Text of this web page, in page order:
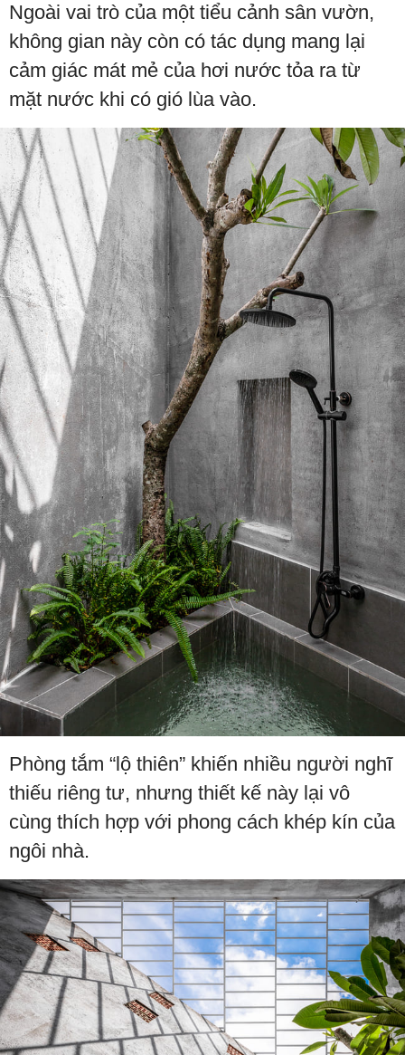
Ngoài vai trò của một tiểu cảnh sân vườn,
không gian này còn có tác dụng mang lại
cảm giác mát mẻ của hơi nước tỏa ra từ
mặt nước khi có gió lùa vào.
Phòng tắm “lộ thiên” khiến nhiều người nghĩ
thiếu riêng tư, nhưng thiết kế này lại vô
cùng thích hợp với phong cách khép kín của
ngôi nhà.